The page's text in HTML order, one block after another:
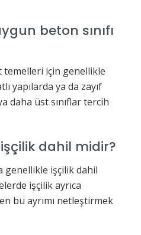
beton sınıfı
için genellikle
yapılarda ya da zayıf
daha üst sınıflar tercih
dahil midir?
genellikle işçilik dahil
işçilik ayrıca
bu ayrımı netleştirmek